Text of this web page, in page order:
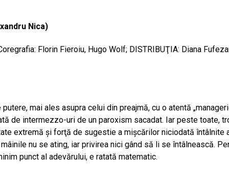
Nica)
Florin Fieroiu, Hugo Wolf; DISTRIBUŢIA: Diana
mai ales asupra celui din preajmă, cu o atentă
de intermezzo-uri de un paroxism sacadat. Iar peste
extremă şi forţă de sugestie a mişcărilor niciodată întâlnite
nu se ating, iar privirea nici gând să li se întâlnească.
punct al adevărului, e ratată matematic.